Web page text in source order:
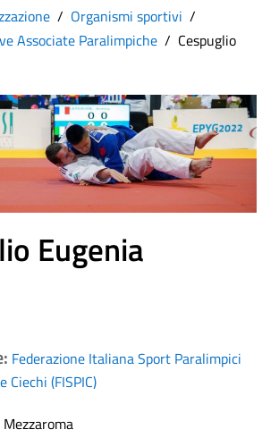
Organismi sportivi
Associate Paralimpiche
Cespuglio
Eugenia
Federazione Italiana Sport Paralimpici
Ciechi (FISPIC)
Mezzaroma